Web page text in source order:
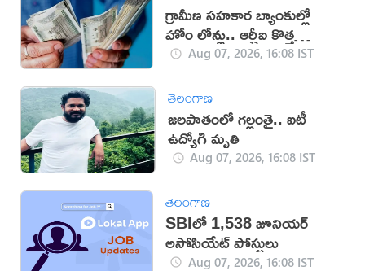
గ్రామీణ సహకార బ్యాంకుల్లో
హోం లోన్లు.. ఆర్బీఐ కొత్త
నిబంధనలు
Aug 07, 2026, 16:08 IST
తెలంగాణ
జలపాతంలో గల్లంతై.. ఐటీ
ఉద్యోగి మృతి
Aug 07, 2026, 16:08 IST
తెలంగాణ
SBIలో 1,538 జూనియర్
అసోసియేట్ పోస్టులు
Aug 07, 2026, 16:08 IST